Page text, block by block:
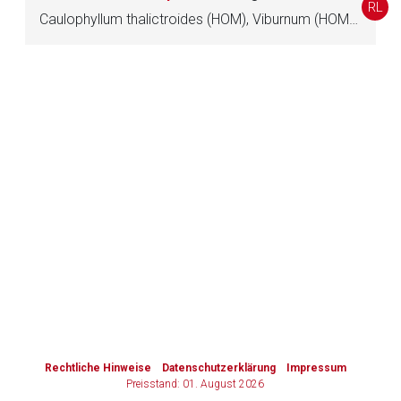
Caulophyllum thalictroides (HOM), Viburnum (HOM), Citrullus colocynthis (HOM), Pulsatilla (HOM)
RL
Rechtliche Hinweise Datenschutzerklärung
Impressum
Preisstand: 01. August 2026